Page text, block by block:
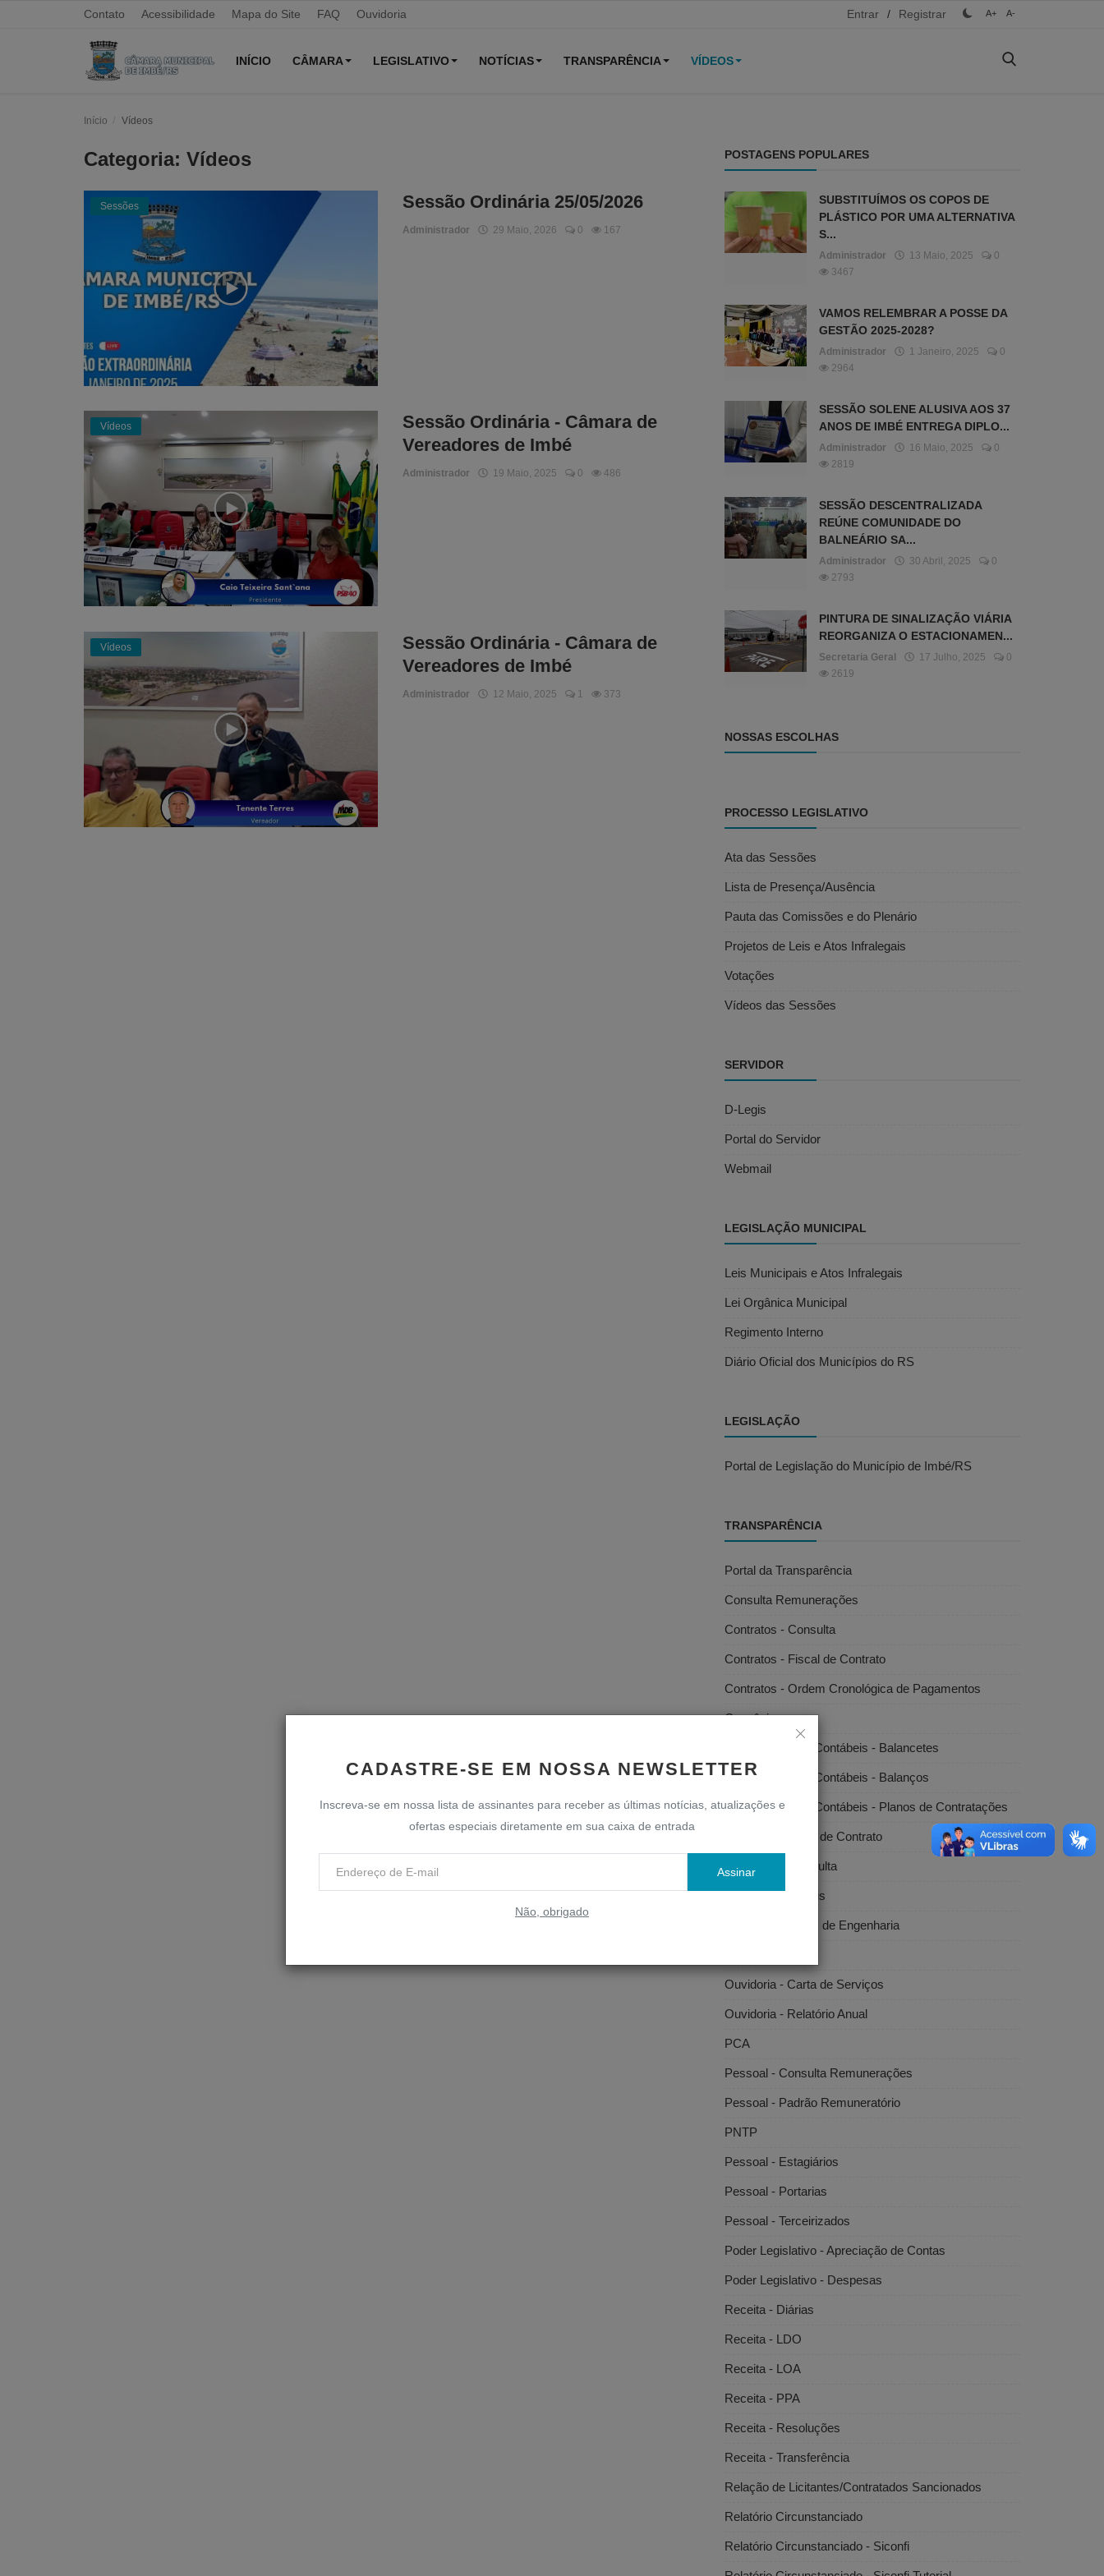
Contato Acessibilidade Mapa do Site FAQ Ouvidoria Entrar / Registrar A+ A-
INÍCIO CÂMARA LEGISLATIVO NOTÍCIAS TRANSPARÊNCIA VÍDEOS
Transparência
CADASTRE-SE EM NOSSA NEWSLETTER
Inscreva-se em nossa lista de assinantes para receber as últimas notícias, atualizações e
ofertas especiais diretamente em sua caixa de entrada
Assinar
Não, obrigado
Início Vídeos
Categoria: Vídeos
Sessões Sessão Ordinária 25/05/2026
Administrador 29 Maio, 2026 0 167
Vídeos
Sessão Ordinária - Câmara de
Vereadores de Imbé
Administrador 19 Maio, 2025 0 486
Vídeos
Sessão Ordinária - Câmara de
Vereadores de Imbé
Administrador 12 Maio, 2025 1 373
POSTAGENS POPULARES
SUBSTITUÍMOS OS COPOS DE
PLÁSTICO POR UMA ALTERNATIVA
S...
Administrador 13 Maio, 2025
0
3467
VAMOS RELEMBRAR A POSSE DA
GESTÃO 2025-2028?
Administrador 1 Janeiro, 2025
0
2964
SESSÃO SOLENE ALUSIVA AOS 37
ANOS DE IMBÉ ENTREGA DIPLO...
Administrador 16 Maio, 2025
0
2819
SESSÃO DESCENTRALIZADA
REÚNE COMUNIDADE DO
BALNEÁRIO SA...
Administrador 30 Abril, 2025
0
2793
PINTURA DE SINALIZAÇÃO VIÁRIA
REORGANIZA O ESTACIONAMEN...
Secretaria Geral 17 Julho, 2025
0
2619
NOSSAS ESCOLHAS
PROCESSO LEGISLATIVO
Ata das Sessões
Lista de Presença/Ausência
Pauta das Comissões e do Plenário
Projetos de Leis e Atos Infralegais
Votações
Vídeos das Sessões
SERVIDOR
D-Legis
Portal do Servidor
Webmail
LEGISLAÇÃO MUNICIPAL
Leis Municipais e Atos Infralegais
Lei Orgânica Municipal
Regimento Interno
Diário Oficial dos Municípios do RS
LEGISLAÇÃO
Portal de Legislação do Município de Imbé/RS
TRANSPARÊNCIA
Portal da Transparência
Consulta Remunerações
Contratos - Consulta
Contratos - Fiscal de Contrato
Contratos - Ordem Cronológica de Pagamentos
Convênios
Demonstrações Contábeis - Balancetes
Demonstrações Contábeis - Balanços
Demonstrações Contábeis - Planos de Contratações
Fiscais/Gestores de Contrato
Licitações - Consulta
Licitações - Editais
Obras e Serviços de Engenharia
Ouvidoria - Carta de Serviços
Ouvidoria - Relatório Anual
PCA
Pessoal - Consulta Remunerações
Pessoal - Padrão Remuneratório
PNTP
Pessoal - Estagiários
Pessoal - Portarias
Pessoal - Terceirizados
Poder Legislativo - Apreciação de Contas
Poder Legislativo - Despesas
Receita - Diárias
Receita - LDO
Receita - LOA
Receita - PPA
Receita - Resoluções
Receita - Transferência
Relação de Licitantes/Contratados Sancionados
Relatório Circunstanciado
Relatório Circunstanciado - Siconfi